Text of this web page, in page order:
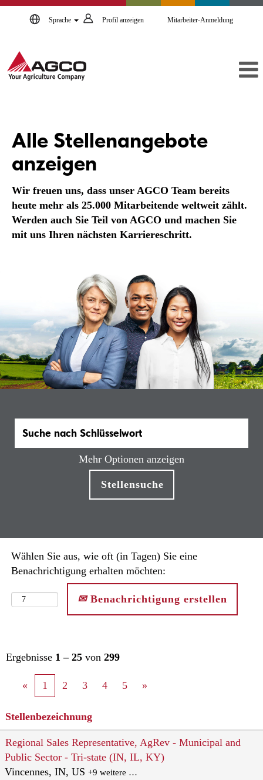
Sprache Profil anzeigen Mitarbeiter-Anmeldung
anzeigen
Alle Stellenangebote
anzeigen
Wir freuen uns, dass unser AGCO Team bereits
heute mehr als 25.000 Mitarbeitende weltweit zählt.
Werden auch Sie Teil von AGCO und machen Sie
mit uns Ihren nächsten Karriereschritt.
Mehr Optionen anzeigen
Wählen Sie aus, wie oft (in Tagen) Sie eine
Benachrichtigung erhalten möchten:
Benachrichtigung erstellen
Ergebnisse 1 – 25 von 299
« 1 2 3 4 5 »
Stellenbezeichnung
Regional Sales Representative, AgRev - Municipal and
Public Sector - Tri-state (IN, IL, KY)
Vincennes, IN, US +9 weitere …